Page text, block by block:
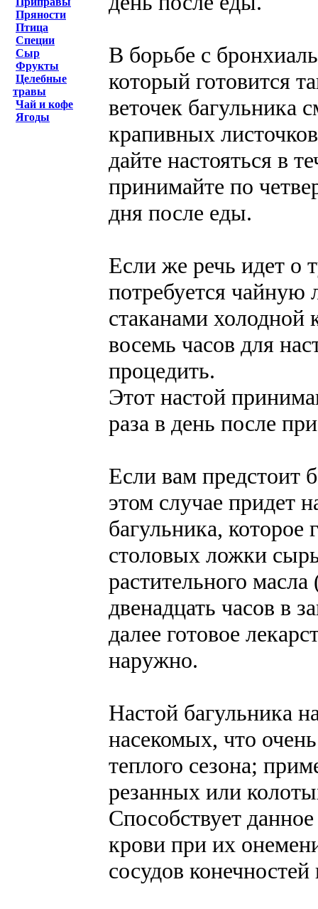
Пряности
Птица
Специи
Сыр
Фрукты
Целебные
травы
Чай и кофе
Ягоды
В борьбе с
который готовится
веточек багульника
крапивных
дайте настояться в
принимайте по
дня после еды.
Если же речь идет о
потребуется чайную
стаканами холодной
восемь часов для
процедить.
Этот настой
раза в день после
Если вам предстоит
этом случае придет
багульника,
столовых ложки
растительного
двенадцать часов в
далее готовое
наружно.
Настой багульника
насекомых, что
теплого сезона;
резанных или
Способствует
крови при их
сосудов конечностей